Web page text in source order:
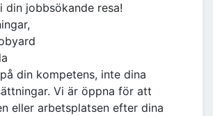
jobbsökande resa!
din kompetens, inte dina
Vi är öppna för att
eller arbetsplatsen efter dina